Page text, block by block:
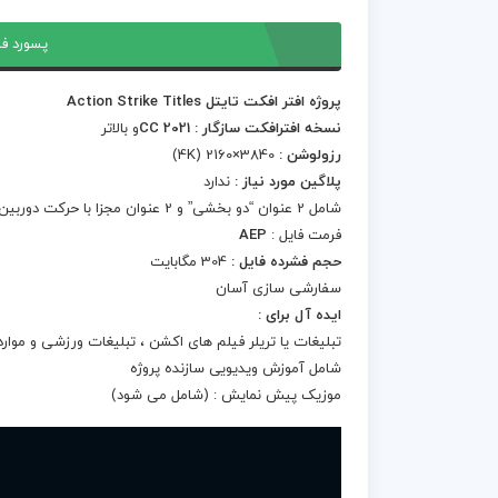
پسورد
پروژه افتر افکت تایتل Action Strike Titles
نسخه افترافکت سازگار : CC 2021
و بالاتر
رزولوشن : 3840×2160 (4K)
پلاگین مورد نیاز : ندارد
شامل 2 عنوان “دو بخشی” و 2 عنوان مجزا با حرکت دوربین
فرمت فایل : AEP
حجم فشرده فایل : 304 مگابایت
سفارشی سازی آسان
ایده آل برای :
تبلیغات یا تریلر فیلم های اکشن ، تبلیغات ورزشی و
شامل آموزش ویدیویی سازنده پروژه
موزیک پیش نمایش : (شامل می شود)